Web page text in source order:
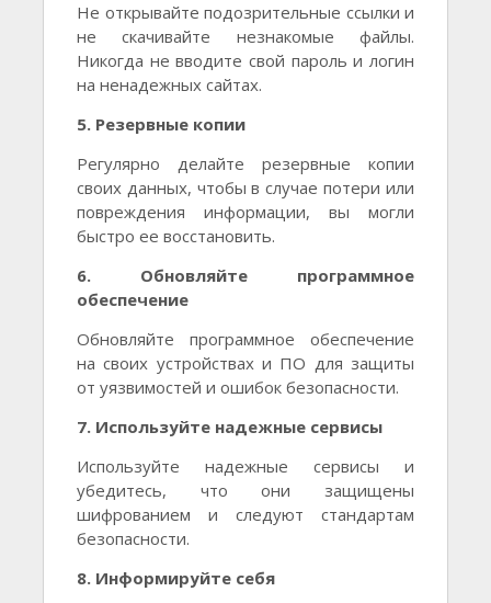
Не открывайте подозрительные ссылки и
не скачивайте незнакомые файлы.
Никогда не вводите свой пароль и логин
на ненадежных сайтах.
5. Резервные копии
Регулярно делайте резервные копии
своих данных, чтобы в случае потери или
повреждения информации, вы могли
быстро ее восстановить.
6. Обновляйте программное
обеспечение
Обновляйте программное обеспечение
на своих устройствах и ПО для защиты
от уязвимостей и ошибок безопасности.
7. Используйте надежные сервисы
Используйте надежные сервисы и
убедитесь, что они защищены
шифрованием и следуют стандартам
безопасности.
8. Информируйте себя